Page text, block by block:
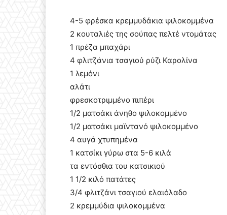
4-5 φρέσκα κρεμμυδάκια ψιλοκομμένα
2 κουταλιές της σούπας πελτέ ντομάτας
1 πρέζα μπαχάρι
4 φλιτζάνια τσαγιού ρύζι Καρολίνα
1 λεμόνι
αλάτι
φρεσκοτριμμένο πιπέρι
1/2 ματσάκι άνηθο ψιλοκομμένο
1/2 ματσάκι μαϊντανό ψιλοκομμένο
4 αυγά χτυπημένα
1 κατσίκι γύρω στα 5-6 κιλά
τα εντόσθια του κατσικιού
1 1/2 κιλό πατάτες
3/4 φλιτζάνι τσαγιού ελαιόλαδο
2 κρεμμύδια ψιλοκομμένα